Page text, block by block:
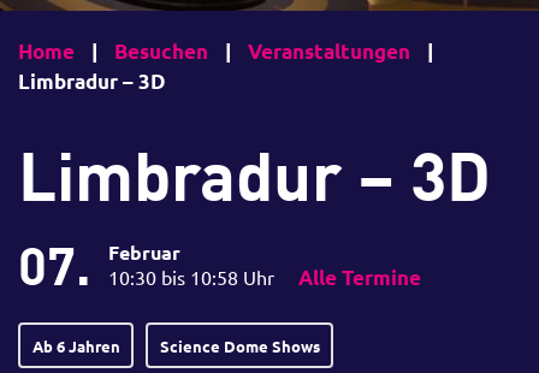
Home | Besuchen | Veranstaltungen
|
Limbradur – 3D
Limbradur – 3D
07. Februar
10:30 bis 10:58 Uhr Alle Termine
Ab 6 Jahren Science Dome Shows